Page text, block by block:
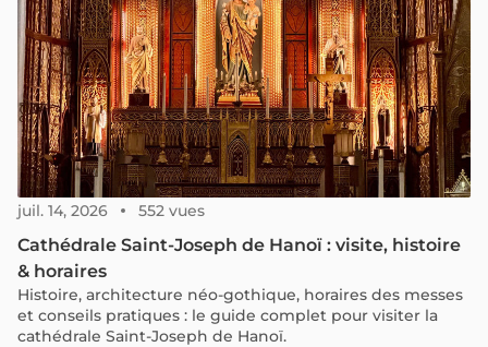
juil. 14, 2026 552 vues
Cathédrale Saint-Joseph de Hanoï : visite, histoire
& horaires
Histoire, architecture néo-gothique, horaires des messes
et conseils pratiques : le guide complet pour visiter la
cathédrale Saint-Joseph de Hanoï.